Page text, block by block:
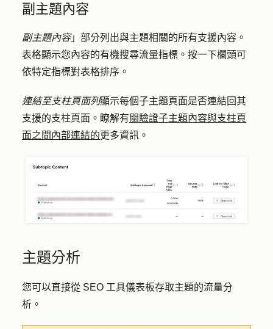
副主題內容
副主題內容」部分列出與主題相關的所有支援內容。
表格顯示您內容的有機搜尋流量指標。按一下欄頭可
依特定指標對表格排序。
連結至支柱頁面列顯示每個子主題頁面是否連結回其
支援的支柱頁面。瞭解有關驗證子主題內容與支柱頁
面之間內部連結的更多資訊。
主題分析
您可以直接從 SEO 工具儀表板存取主題的流量分
析。